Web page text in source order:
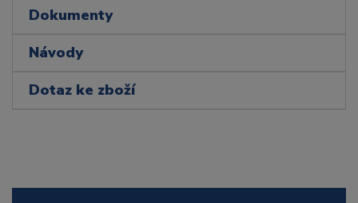
Dokumenty
Návody
Dotaz ke zboží